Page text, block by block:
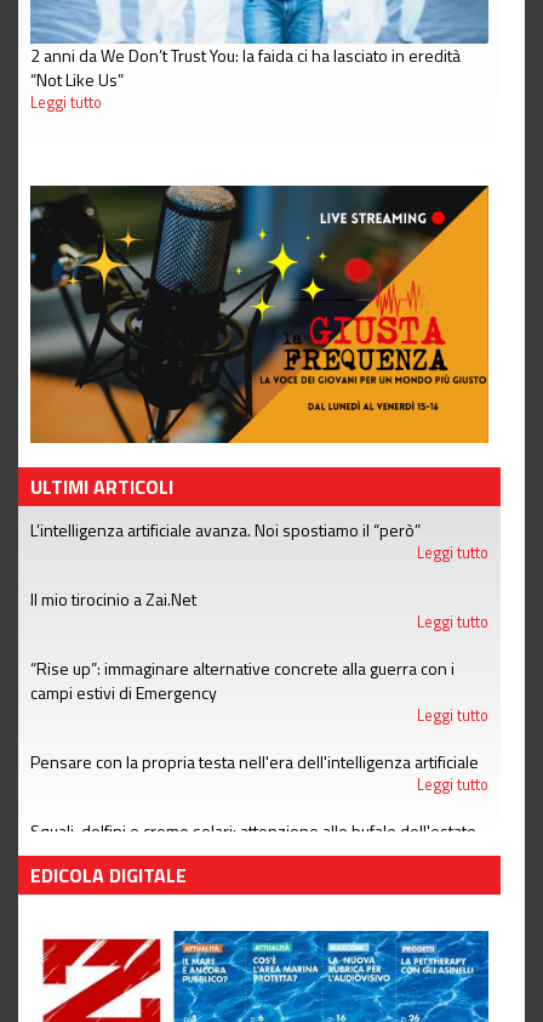
2 anni da We Don’t Trust You: la faida ci ha lasciato in eredità
“Not Like Us”
Leggi tutto
ULTIMI ARTICOLI
L’intelligenza artificiale avanza. Noi spostiamo il “però”
Leggi tutto
Il mio tirocinio a Zai.Net
Leggi tutto
“Rise up”: immaginare alternative concrete alla guerra con i
campi estivi di Emergency
Leggi tutto
Pensare con la propria testa nell'era dell'intelligenza artificiale
Leggi tutto
Squali, delfini e creme solari: attenzione alle bufale dell'estate
Leggi tutto
EDICOLA DIGITALE